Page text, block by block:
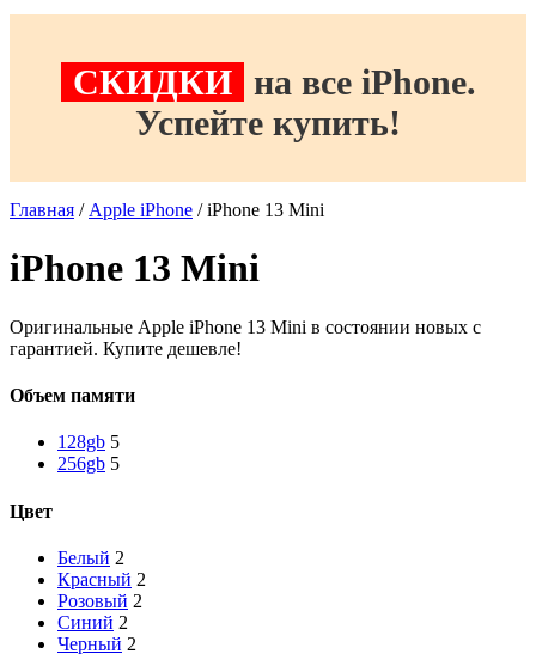
СКИДКИ на все iPhone.
Успейте купить!
Главная / Apple iPhone / iPhone 13 Mini
iPhone 13 Mini
Оригинальные Apple iPhone 13 Mini в состоянии новых с
гарантией. Купите дешевле!
Объем памяти
128gb 5
256gb 5
Цвет
Белый 2
Красный 2
Розовый 2
Синий 2
Черный 2